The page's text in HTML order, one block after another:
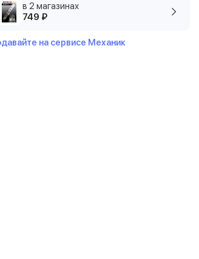
в 2 магазинах
749 ₽
на сервисе Механик